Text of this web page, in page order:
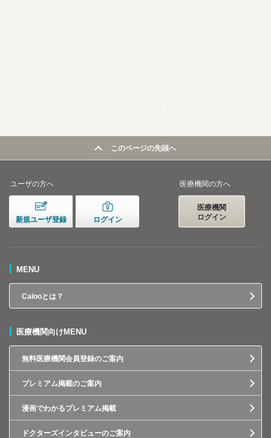
このページの先頭へ
ユーザの方へ
新規ユーザ登録 ログイン
医療機関の方へ
医療機関
ログイン
MENU
Calooとは？
医療機関向けMENU
無料医療機関会員登録のご案内
プレミアム掲載のご案内
漫画でわかるプレミアム掲載
ドクターズインタビューのご案内